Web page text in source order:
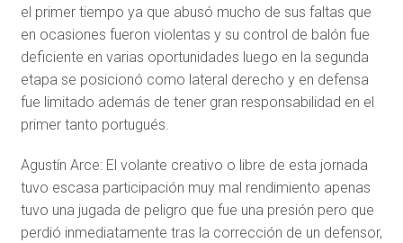
el primer tiempo ya que abusó mucho de sus faltas que
en ocasiones fueron violentas y su control de balón fue
deficiente en varias oportunidades luego en la segunda
etapa se posicionó como lateral derecho y en defensa
fue limitado además de tener gran responsabilidad en el
primer tanto portugués.
Agustín Arce: El volante creativo o libre de esta jornada
tuvo escasa participación muy mal rendimiento apenas
tuvo una jugada de peligro que fue una presión pero que
perdió inmediatamente tras la corrección de un defensor,